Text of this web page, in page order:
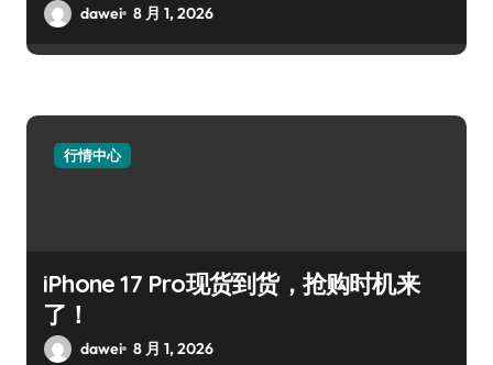
dawei 8 月 1, 2026
行情中心
iPhone 17 Pro现货到货，抢购时机来
了！
dawei 8 月 1, 2026